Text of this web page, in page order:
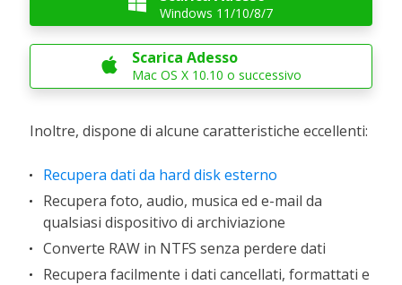
Windows 11/10/8/7
 Scarica Adesso
Mac OS X 10.10 o successivo
Inoltre, dispone di alcune caratteristiche eccellenti:
Recupera dati da hard disk esterno
Recupera foto, audio, musica ed e-mail da
qualsiasi dispositivo di archiviazione
Converte RAW in NTFS senza perdere dati
Recupera facilmente i dati cancellati, formattati e